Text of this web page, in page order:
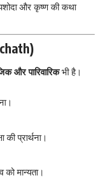
यशोदा और कृष्ण की कथा
और पारिवारिकभी है।
प्रार्थना।
मान्यता।